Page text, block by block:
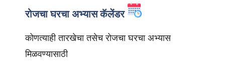
रोजचा घरचा अभ्यास कॅलेंडर
कोणत्याही तारखेचा तसेच रोजचा घरचा अभ्यास
मिळवण्यासाठी